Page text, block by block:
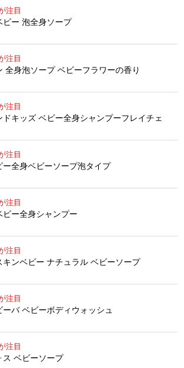
注目
ビー 泡全身ソープ
注目
全身泡ソープ ベビーフラワーの香り
注目
ドキッズ ベビー全身シャンプーフレイチェ
注目
ー全身ベビーソープ泡タイプ
注目
ビー全身シャンプー
注目
キンベビー ナチュラル ベビーソープ
注目
ーバ ベビーボディウォッシュ
注目
ス ベビーソープ